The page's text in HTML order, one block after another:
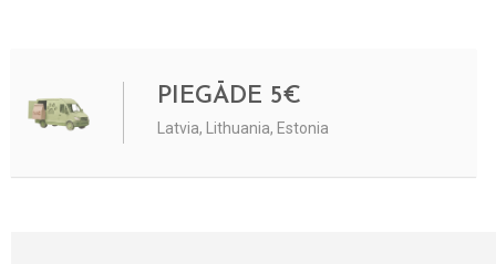
PIEGĀDE 5€
Latvia, Lithuania, Estonia